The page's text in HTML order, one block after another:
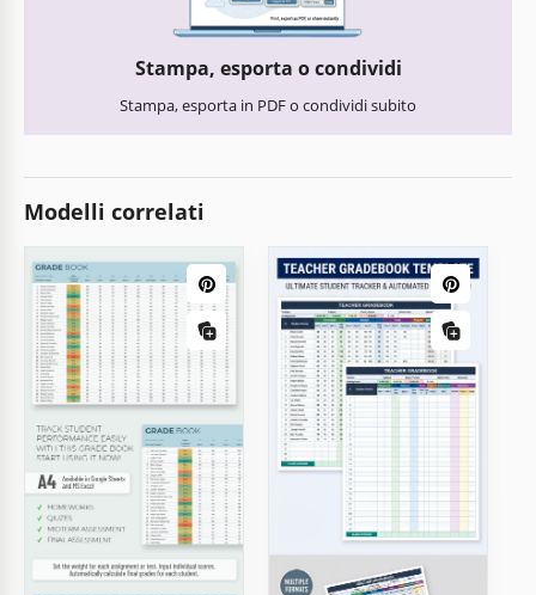
Stampa, esporta o condividi
Stampa, esporta in PDF o condividi subito
Modelli correlati